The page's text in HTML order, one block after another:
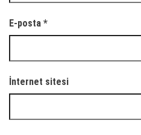
E-posta *
İnternet sitesi